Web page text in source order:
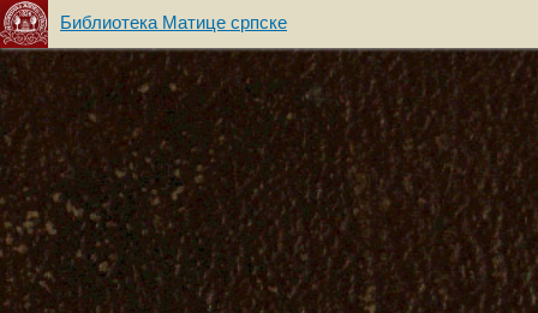
Библиотека Матице српске